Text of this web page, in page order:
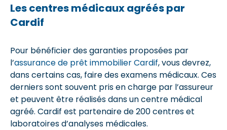
Les centres médicaux agréés par
Cardif
Pour bénéficier des garanties proposées par
l’assurance de prêt immobilier Cardif, vous devrez,
dans certains cas, faire des examens médicaux. Ces
derniers sont souvent pris en charge par l’assureur
et peuvent être réalisés dans un centre médical
agréé. Cardif est partenaire de 200 centres et
laboratoires d’analyses médicales.